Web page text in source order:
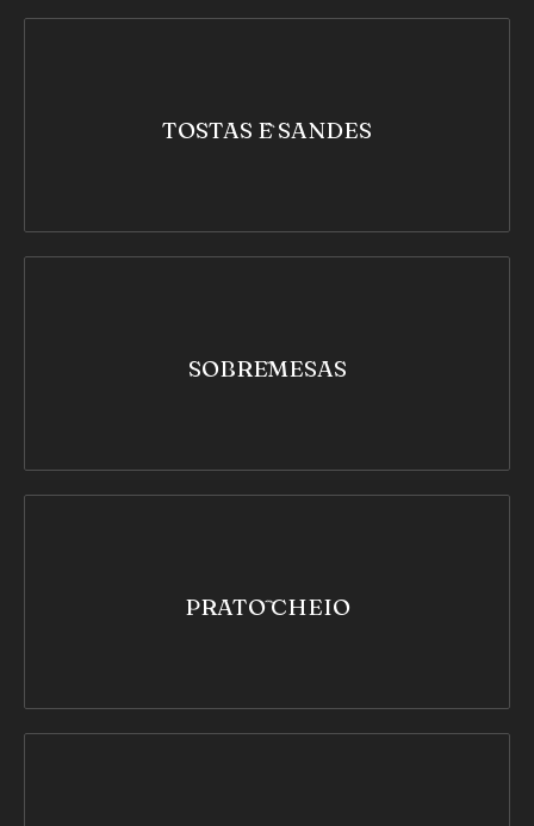
TOSTAS E SANDES
SOBREMESAS
PRATO CHEIO